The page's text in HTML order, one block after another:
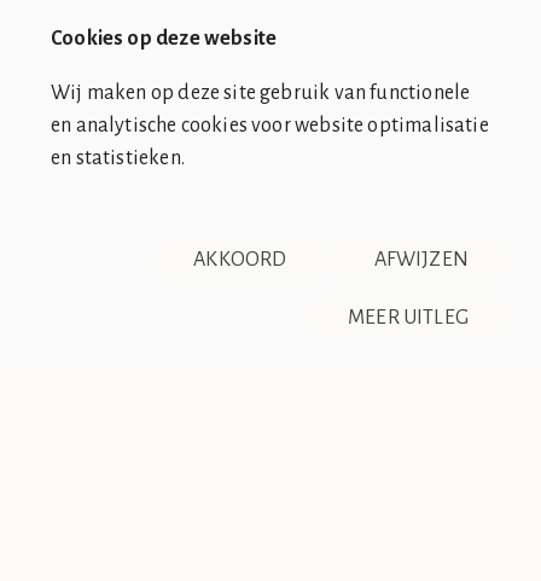
Cookies op deze website
Wij maken op deze site gebruik van functionele
en analytische cookies voor website optimalisatie
en statistieken.
AFWIJZEN
AKKOORD
MEER UITLEG
DISCLAIMER & PRIVACY
RSS
overeenkomsten tussen de club en de werkelijkheid berusten